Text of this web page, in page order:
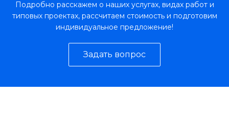
Подробно расскажем о наших услугах, видах работ и
типовых проектах, рассчитаем стоимость и подготовим
индивидуальное предложение!
Задать вопрос